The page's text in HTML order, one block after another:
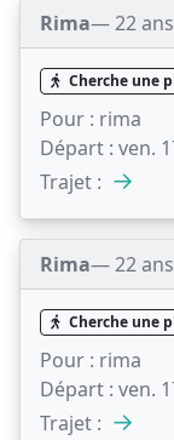
Rima— 22 ans
Cherche une
Pour : rima
Départ : ven.
Trajet : →
Rima— 22 ans
Cherche une
Pour : rima
Départ : ven.
Trajet : →